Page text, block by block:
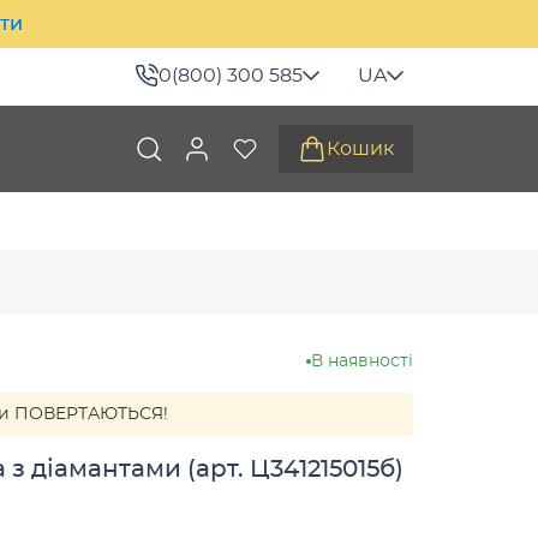
0(800) 300 585 UA
Кошик
В наявності
ПОВЕРТАЮТЬСЯ!
з діамантами (арт. Ц341215015б)